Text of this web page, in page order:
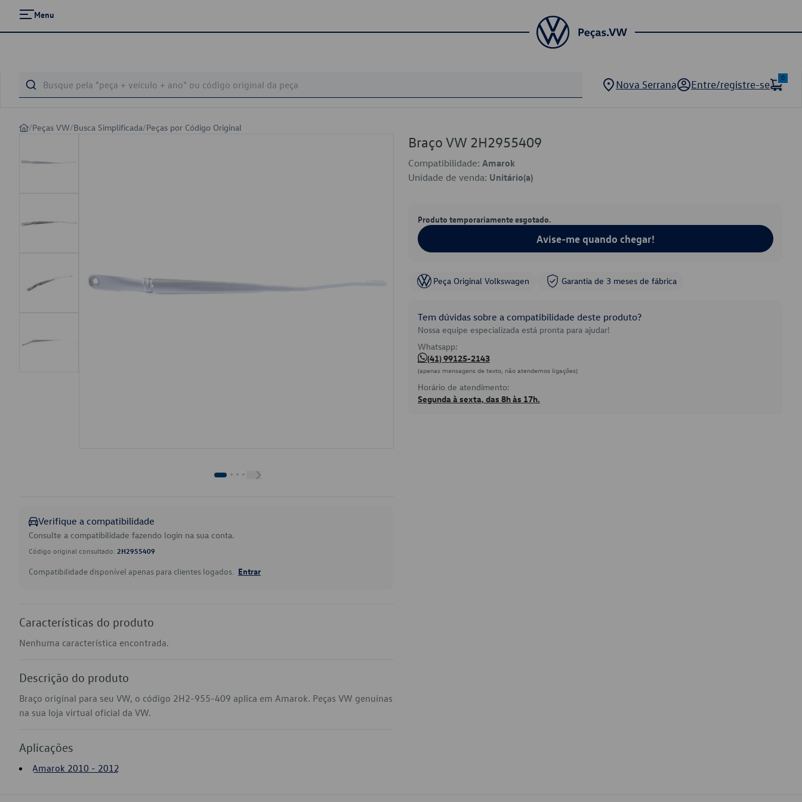
Menu
Nova Serrana Entre/registre-se
0
/Peças VW/Busca Simplificada/Peças por Código Original
Verifique a compatibilidade
Consulte a compatibilidade fazendo login na sua conta.
Código original consultado: 2H2955409
Compatibilidade disponível apenas para clientes logados. Entrar
Características do produto
Nenhuma característica encontrada.
Descrição do produto
Braço original para seu VW, o código 2H2-955-409 aplica em Amarok. Peças VW genuínas
na sua loja virtual oficial da VW.
Aplicações
Amarok 2010 - 2012
Braço VW 2H2955409
Compatibilidade: Amarok
Unidade de venda: Unitário(a)
Produto temporariamente esgotado.
Avise-me quando chegar!
Peça Original Volkswagen Garantia de 3 meses de fábrica
Tem dúvidas sobre a compatibilidade deste produto?
Nossa equipe especializada está pronta para ajudar!
Whatsapp:
(41) 99125-2143
(apenas mensagens de texto, não atendemos ligações)
Horário de atendimento:
Segunda à sexta, das 8h às 17h.